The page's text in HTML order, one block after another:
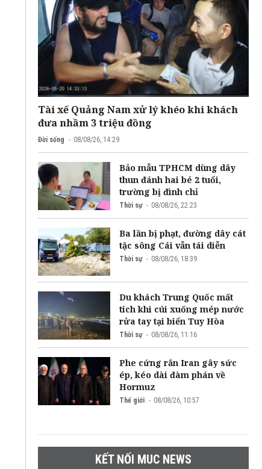
Tài xế Quảng Nam xử lý khéo khi khách
đưa nhầm 3 triệu đồng
Đời sống 08/08/26, 14:29
Bảo mẫu TPHCM dùng dây
thun đánh hai bé 2 tuổi,
trường bị đình chỉ
Thời sự 08/08/26, 22:23
Ba lần bị phạt, đường dây cát
tặc sông Cái vẫn tái diễn
Thời sự 08/08/26, 18:39
Du khách Trung Quốc mất
tích khi cúi xuống mép nước
rửa tay tại biển Tuy Hòa
Thời sự 08/08/26, 11:16
Phe cứng rắn Iran gây sức
ép, kéo dài đàm phán về
Hormuz
Thế giới 08/08/26, 10:57
KẾT NỐI MUC NEWS